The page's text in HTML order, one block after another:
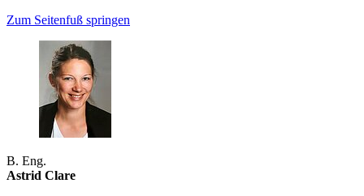
Zum Seitenfuß springen
B. Eng.
Astrid Clare